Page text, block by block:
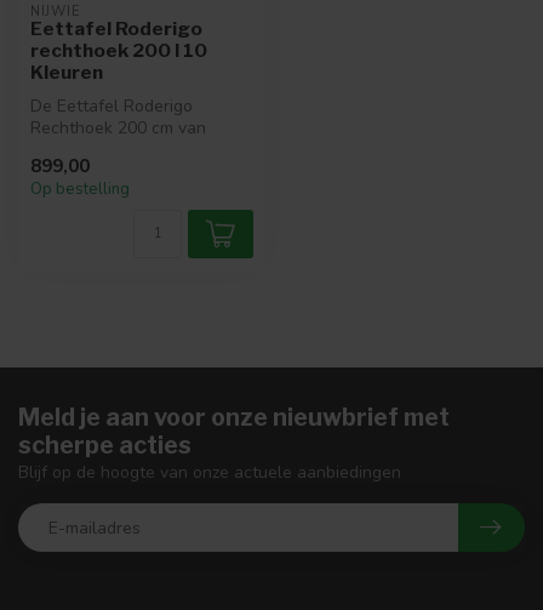
NIJWIE
Eettafel Roderigo
rechthoek 200 l 10
Kleuren
De Eettafel Roderigo
Rechthoek 200 cm van
veelzijdige e...
899,00
Op bestelling
Meld je aan voor onze nieuwbrief met
scherpe acties
Blijf op de hoogte van onze actuele aanbiedingen